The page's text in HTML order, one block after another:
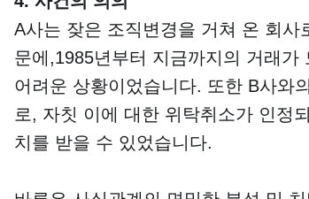
A사는 잦은 조직변경을 거쳐 온 회
문에,1985년부터 지금까지의 거래
어려운 상황이었습니다. 또한 B사와
로, 자칫 이에 대한 위탁취소가 인정
치를 받을 수 있었습니다.